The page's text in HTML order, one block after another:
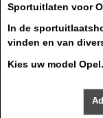
Sportuitlaten voor
In de
vinden en van
Kies uw model Opel.